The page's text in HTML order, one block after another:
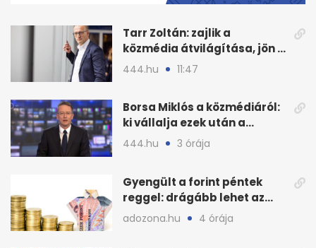
Tarr Zoltán: zajlik a
közmédia átvilágítása, jön a
nyilvános véleményezés
444.hu 11:47
Borsa Miklós a közmédiáról:
ki vállalja ezek után a
munkát?
444.hu 3 órája
Gyengült a forint péntek
reggel: drágább lehet az
euró és a dollár
adozona.hu 4 órája